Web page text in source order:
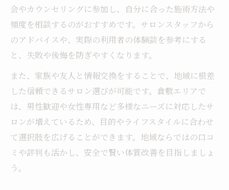
会やカウンセリングに参加し、自分に合った施術方法や
頻度を相談するのがおすすめです。サロンスタッフから
のアドバイスや、実際の利用者の体験談を参考にする
と、失敗や後悔を防ぎやすくなります。
また、家族や友人と情報交換をすることで、地域に根差
した信頼できるサロン選びが可能です。倉敷エリアで
は、男性歓迎や女性専用など多様なニーズに対応したサ
ロンが増えているため、目的やライフスタイルに合わせ
て選択肢を広げることができます。地域ならではの口コ
ミや評判も活かし、安全で賢い体質改善を目指しましょ
う。